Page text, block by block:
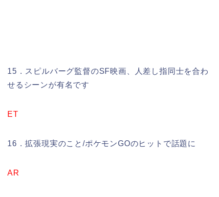
15．スピルバーグ監督のSF映画、人差し指同士を合わ
せるシーンが有名です
ET
16．拡張現実のこと/ポケモンGOのヒットで話題に
AR